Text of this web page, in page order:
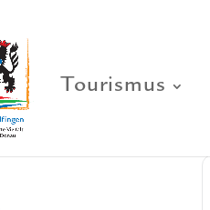
Tourismus